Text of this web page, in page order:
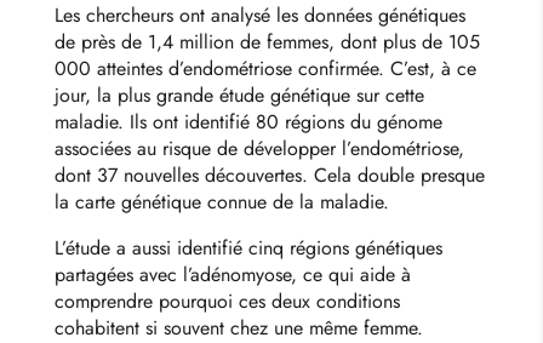
Les chercheurs ont analysé les données génétiques
de près de 1,4 million de femmes, dont plus de 105
000 atteintes d’endométriose confirmée. C’est, à ce
jour, la plus grande étude génétique sur cette
maladie. Ils ont identifié 80 régions du génome
associées au risque de développer l’endométriose,
dont 37 nouvelles découvertes. Cela double presque
la carte génétique connue de la maladie.
L’étude a aussi identifié cinq régions génétiques
partagées avec l’adénomyose, ce qui aide à
comprendre pourquoi ces deux conditions
cohabitent si souvent chez une même femme.